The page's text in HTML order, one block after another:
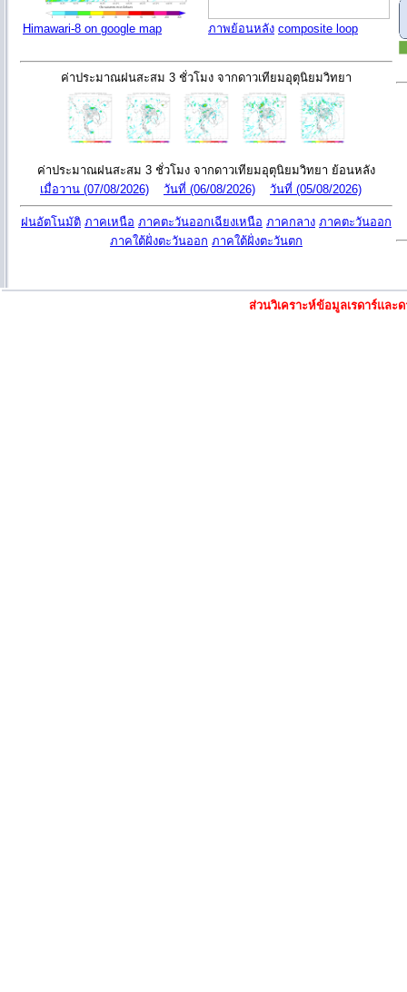
Himawari-8 on google map ภาพย้อนหลัง composite loop
ค่าประมาณฝนสะสม 3 ชั่วโมง จากดาวเทียมอุตุนิยมวิทยา
ค่าประมาณฝนสะสม 3 ชั่วโมง จากดาวเทียมอุตุนิยมวิทยา ย้อนหลัง
เมื่อวาน (07/08/2026)
วันที่ (06/08/2026) วันที่ (05/08/2026)
ฝนอัตโนมัติ ภาคเหนือ ภาคตะวันออกเฉียงเหนือ ภาคกลาง ภาคตะวันออก
ภาคใต้ฝั่งตะวันออก ภาคใต้ฝั่งตะวันตก
ส่วนวิเคราะห์ข้อมูลเรดาร์แล